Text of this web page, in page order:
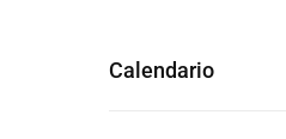
Calendario